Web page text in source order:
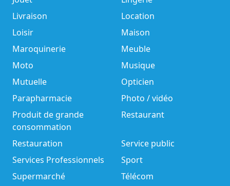
Livraison
Location
Loisir
Maison
Maroquinerie
Meuble
Moto
Musique
Mutuelle
Opticien
Parapharmacie
Photo / vidéo
Produit de grande
consommation
Restaurant
Restauration
Service public
Services Professionnels
Sport
Supermarché
Télécom